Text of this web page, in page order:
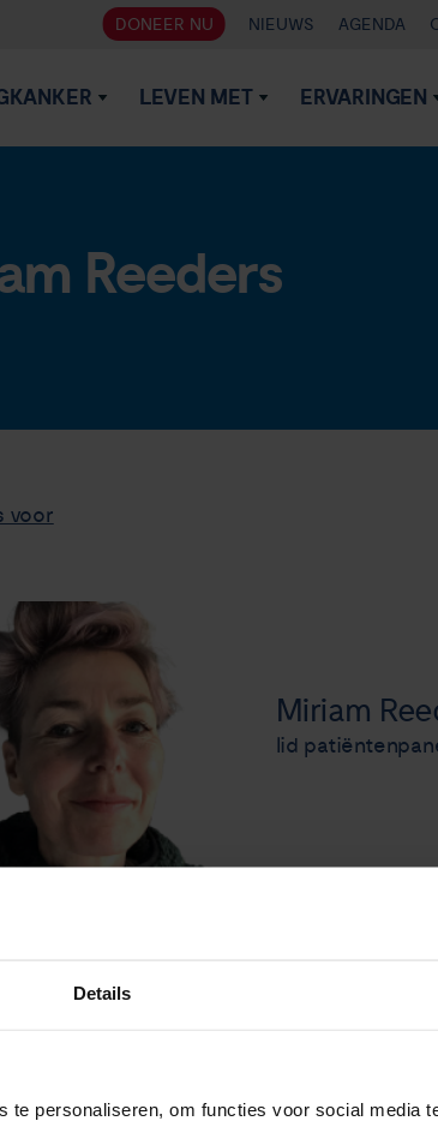
Details
te personaliseren, om functies voor social media
DONEER NU NIEUWS AGENDA
LEVEN MET ERVARINGEN
Reeders
voor
Miriam
lid
Miriam Reeders, 48 jaar. Ik werkte als
buiten zijn, op mijn mountainbike of